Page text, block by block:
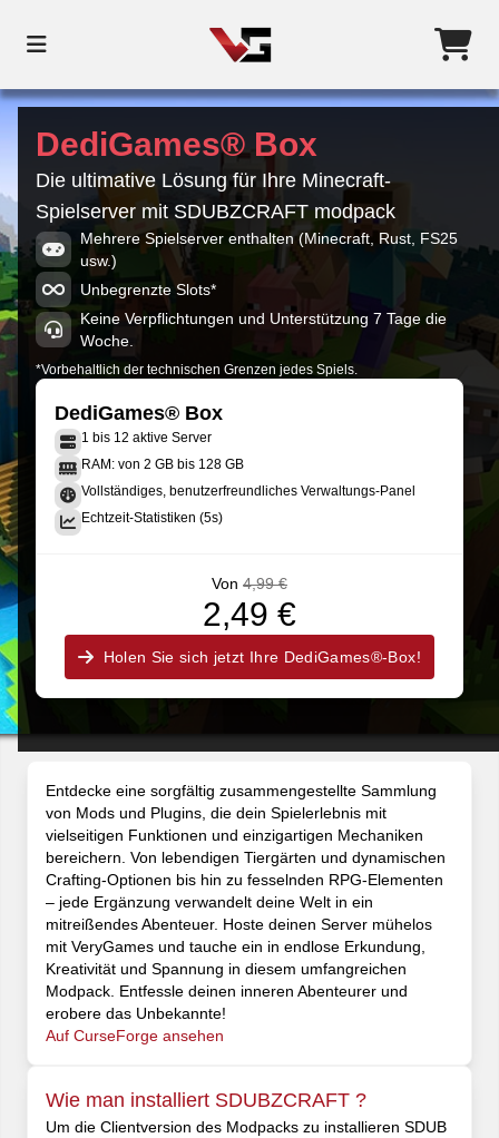
DediGames® Box
Die ultimative Lösung für Ihre Minecraft-
Spielserver mit SDUBZCRAFT modpack
Mehrere Spielserver enthalten (Minecraft, Rust, FS25
usw.)
Unbegrenzte Slots*
Keine Verpflichtungen und Unterstützung 7 Tage die
Woche.
*Vorbehaltlich der technischen Grenzen jedes Spiels.
DediGames® Box
1 bis 12 aktive Server
RAM: von 2 GB bis 128 GB
Vollständiges, benutzerfreundliches Verwaltungs-Panel
Echtzeit-Statistiken (5s)
Von 4,99 €
2,49 €
Holen Sie sich jetzt Ihre DediGames®-Box!
Entdecke eine sorgfältig zusammengestellte Sammlung
von Mods und Plugins, die dein Spielerlebnis mit
vielseitigen Funktionen und einzigartigen Mechaniken
bereichern. Von lebendigen Tiergärten und dynamischen
Crafting-Optionen bis hin zu fesselnden RPG-Elementen
– jede Ergänzung verwandelt deine Welt in ein
mitreißendes Abenteuer. Hoste deinen Server mühelos
mit VeryGames und tauche ein in endlose Erkundung,
Kreativität und Spannung in diesem umfangreichen
Modpack. Entfessle deinen inneren Abenteurer und
erobere das Unbekannte!
Auf CurseForge ansehen
Wie man installiert SDUBZCRAFT ?
Um die Clientversion des Modpacks zu installieren SDUB